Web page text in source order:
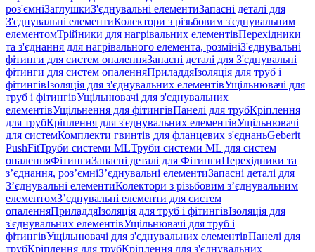
роз'ємніЗаглушкиЗ'єднувальні елементиЗапасні деталі для
З'єднувальні елементиКолектори з різьбовим з'єднувальним
елементомТрійники для нагрівальних елементівПерехідники
та з'єднання для нагрівального елемента, розмініЗ'єднувальні
фітинги для систем опаленняЗапасні деталі для З'єднувальні
фітинги для систем опаленняПриладдяІзоляція для труб і
фітингівІзоляція для з'єднувальних елементівУщільнювачі для
труб і фітингівУщільнювачі для з'єднувальних
елементівУщільнення для фітингівПанелі для трубКріплення
для трубКріплення для з'єднувальних елементівУщільнювачі
для системКомплекти гвинтів для фланцевих з'єднаньGeberit
PushFitТруби системи MLТруби системи ML для систем
опаленняФітингиЗапасні деталі для ФітингиПерехідники та
з’єднання, роз’ємніЗ’єднувальні елементиЗапасні деталі для
З’єднувальні елементиКолектори з різьбовим з’єднувальним
елементомЗ’єднувальні елементи для систем
опаленняПриладдяІзоляція для труб і фітингівІзоляція для
з'єднувальних елементівУщільнювачі для труб і
фітингівУщільнювачі для з'єднувальних елементівПанелі для
трубКріплення для трубКріплення для з'єднувальних